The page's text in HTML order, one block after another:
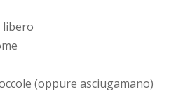
libero
(oppure asciugamano)